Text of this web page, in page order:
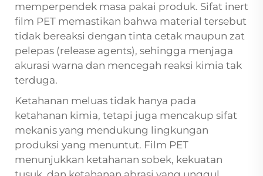
memperpendek masa pakai produk. Sifat inert
film PET memastikan bahwa material tersebut
tidak bereaksi dengan tinta cetak maupun zat
pelepas (release agents), sehingga menjaga
akurasi warna dan mencegah reaksi kimia tak
terduga.
Ketahanan meluas tidak hanya pada
ketahanan kimia, tetapi juga mencakup sifat
mekanis yang mendukung lingkungan
produksi yang menuntut. Film PET
menunjukkan ketahanan sobek, kekuatan